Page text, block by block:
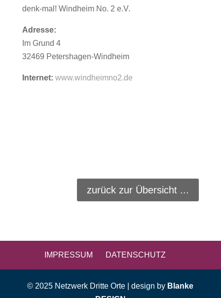
denk-mal! Windheim No. 2 e.V.
Adresse:
Im Grund 4
32469 Petershagen-Windheim
Internet: www.windheimno2.de
zurück zur Übersicht ...
IMPRESSUM DATENSCHUTZ
© 2025 Netzwerk Dritte Orte | design by Blanke